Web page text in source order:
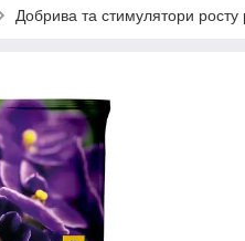
Добрива та стимулятори росту